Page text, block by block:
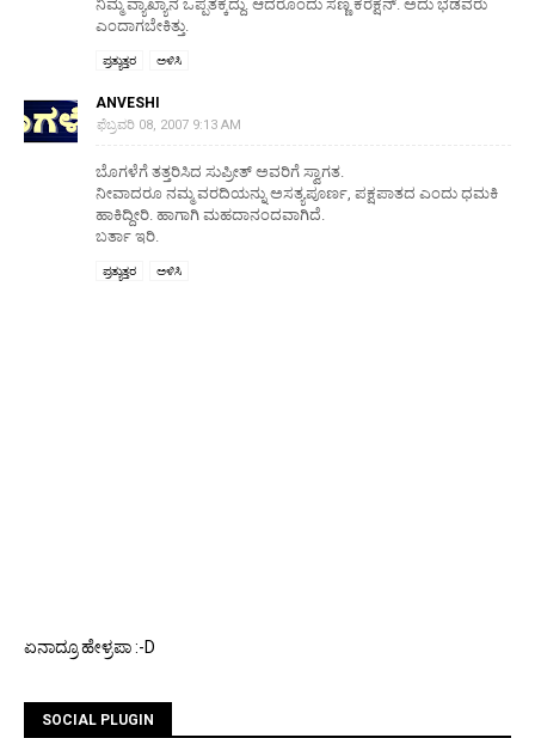
ನಿಮ್ಮ ವ್ಯಾಖ್ಯಾನ ಒಪ್ಪತಕ್ಕದ್ದು. ಆದರೊಂದು ಸಣ್ಣ ಕರೆಕ್ಷನ್. ಅದು ಭಡವರು
ಎಂದಾಗಬೇಕಿತ್ತು.
ಪ್ರತ್ಯುತ್ತರ ಅಳಿಸಿ
ANVESHI
ಫೆಬ್ರವರಿ 08, 2007 9:13 AM
ಬೊಗಳೆಗೆ ತತ್ತರಿಸಿದ ಸುಪ್ರೀತ್ ಅವರಿಗೆ ಸ್ವಾಗತ.
ನೀವಾದರೂ ನಮ್ಮ ವರದಿಯನ್ನು ಅಸತ್ಯಪೂರ್ಣ, ಪಕ್ಷಪಾತದ ಎಂದು ಧಮಕಿ
ಹಾಕಿದ್ದೀರಿ. ಹಾಗಾಗಿ ಮಹದಾನಂದವಾಗಿದೆ.
ಬರ್ತಾ ಇರಿ.
ಪ್ರತ್ಯುತ್ತರ ಅಳಿಸಿ
ಏನಾದ್ರೂ ಹೇಳ್ರಪಾ :-D
SOCIAL PLUGIN